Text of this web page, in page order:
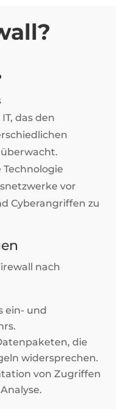
das den
Technologie
vor
Cyberangriffen zu
nach
ein- und
die
widersprechen.
von Zugriffen